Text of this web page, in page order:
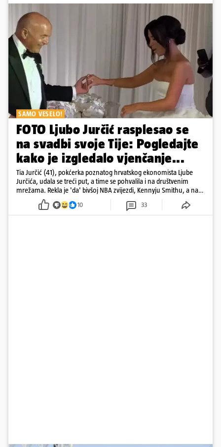
SAMO VESELO!
FOTO Ljubo Jurčić rasplesao se
na svadbi svoje Tije: Pogledajte
kako je izgledalo vjenčanje...
Tia Jurčić (41), pokćerka poznatog hrvatskog ekonomista Ljube
Jurčića, udala se treći put, a time se pohvalila i na društvenim
mrežama. Rekla je 'da' bivšoj NBA zvijezdi, Kennyju Smithu, a na
snimkama i fotografijama je pokazala vesele trenutke s vjenčanja
10 33